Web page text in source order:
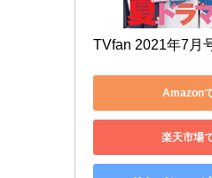
TVfan 2021年7月
Amazon
楽天市場